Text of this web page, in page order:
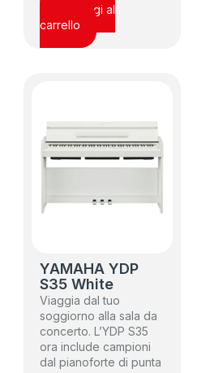
Aggiungi al
carrello
YAMAHA YDP
S35 White
Viaggia dal tuo
soggiorno alla sala da
concerto. L’YDP S35
ora include campioni
dal pianoforte di punta